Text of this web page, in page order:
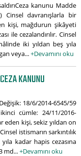
kanunu Madde
Cinsel davranışlarla bir
kişi, mağdurun şikâyeti
ile cezalandırılır. Cinsel
iki yıldan beş yıla
veya...+Devamını oku
KANUNU
18/6/2014-6545/59
cümle: 24/11/2016-
eden kişi, sekiz yıldan on
istismarın sarkıntılık
kadar hapis cezasına
md...+Devamını oku